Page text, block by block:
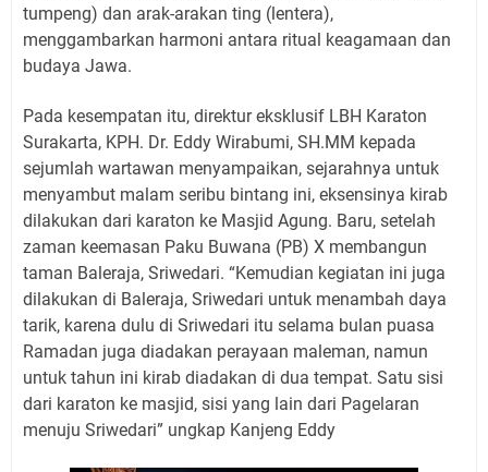
tumpeng) dan arak-arakan ting (lentera),
menggambarkan harmoni antara ritual keagamaan dan
budaya Jawa.
Pada kesempatan itu, direktur eksklusif LBH Karaton
Surakarta, KPH. Dr. Eddy Wirabumi, SH.MM kepada
sejumlah wartawan menyampaikan, sejarahnya untuk
menyambut malam seribu bintang ini, eksensinya kirab
dilakukan dari karaton ke Masjid Agung. Baru, setelah
zaman keemasan Paku Buwana (PB) X membangun
taman Baleraja, Sriwedari. “Kemudian kegiatan ini juga
dilakukan di Baleraja, Sriwedari untuk menambah daya
tarik, karena dulu di Sriwedari itu selama bulan puasa
Ramadan juga diadakan perayaan maleman, namun
untuk tahun ini kirab diadakan di dua tempat. Satu sisi
dari karaton ke masjid, sisi yang lain dari Pagelaran
menuju Sriwedari” ungkap Kanjeng Eddy